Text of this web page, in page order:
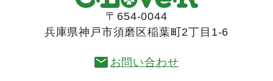
〒654-0044
兵庫県神戸市須磨区稲葉町2丁目1-6
お問い合わせ